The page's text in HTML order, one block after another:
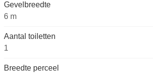
Gevelbreedte
6 m
Aantal toiletten
1
Breedte perceel